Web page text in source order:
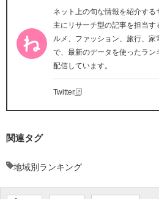
ネット上の旬な情報を紹介する
主にリサーチ型の記事を担当
ルメ、ファッション、旅行、
で、最新のデータを使ったラ
配信しています。
Twitter
関連タグ
地域別ランキング